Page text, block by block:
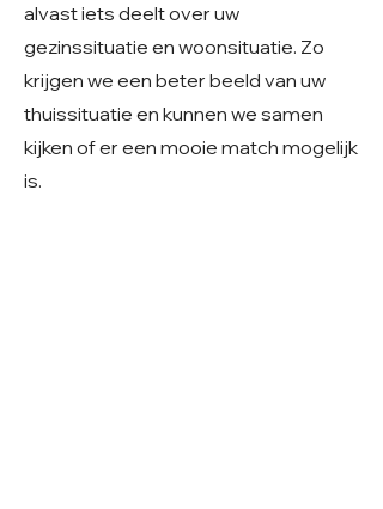
alvast iets deelt over uw
gezinssituatie en woonsituatie. Zo
krijgen we een beter beeld van uw
thuissituatie en kunnen we samen
kijken of er een mooie match mogelijk
is.